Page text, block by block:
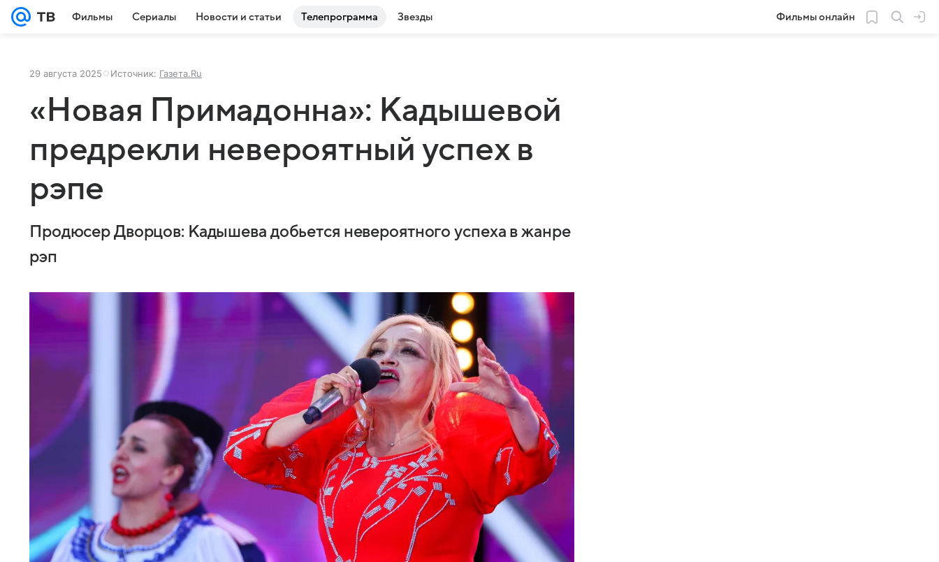
Фильмы Сериалы Новости и статьи Телепрограмма Звезды Фильмы онлайн
29 августа 2025 Источник: Газета.Ru
«Новая Примадонна»: Кадышевой
предрекли невероятный успех в
рэпе
Продюсер Дворцов: Кадышева добьется невероятного успеха в жанре
рэп